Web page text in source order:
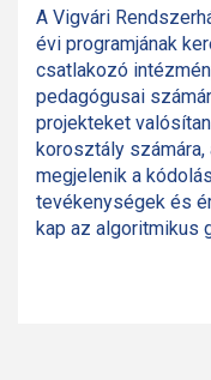
A Vigvári
évi programjának
csatlakozó
pedagógusai
projekteket
korosztály számára,
megjelenik a
tevékenységek és
kap az algoritmikus